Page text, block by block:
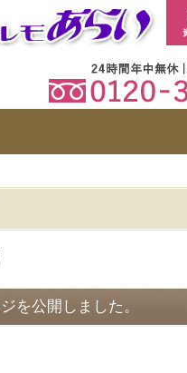
。群馬県太田市・大泉町の葬儀・家族葬・葬
大泉町の葬儀・家族葬・葬祭ならセレモあら
を公開しました。